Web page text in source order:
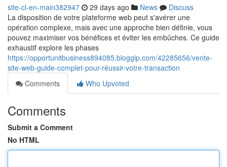
site-cl-en-main382947 29 days ago News
Discuss
La disposition de votre plateforme web peut s'avérer une
opération complexe, mais avec une approche bien définie, vous
pouvez maximiser vos bénéfices et éviter les embûches. Ce guide
exhaustif explore les phases
https://opportunitbusiness894085.bloggip.com/42285656/vente-
site-web-guide-complet-pour-réussir-votre-transaction
Comments
Who Upvoted
Comments
Submit a Comment
No HTML